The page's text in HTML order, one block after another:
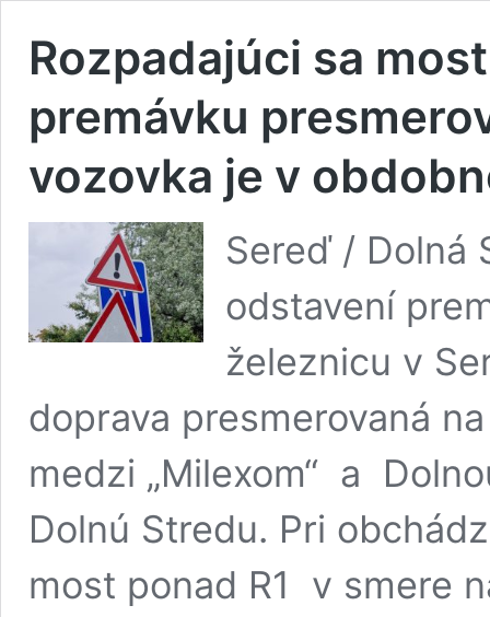
Rozpadajúci sa
premávku
vozovka je v
Sereď / Dolná
odstavení
železnicu v
doprava presmerovaná
medzi „Milexom“ a
Dolnú Stredu. Pri
most ponad R1 v smere